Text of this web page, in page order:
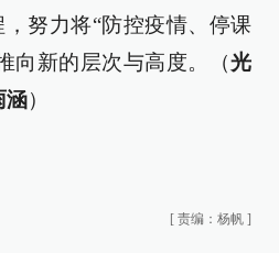
努力将“防控疫情、停课
向新的层次与高度。（光
涵）
[ 责编：杨帆 ]